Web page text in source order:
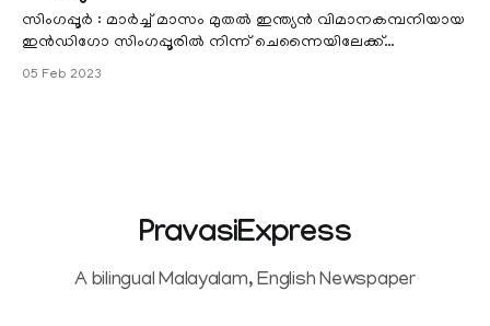
സിംഗപ്പൂര്‍ : മാര്‍ച്ച്‌ മാസം മുതല്‍ ഇന്ത്യന്‍ വിമാനകമ്പനിയായ
ഇന്‍ഡിഗോ സിംഗപ്പൂരില്‍ നിന്ന് ചെന്നൈയിലേക്ക്
മൂന്നാമത്തെ പ്രതിദിന സര്‍വീ
05 Feb 2023
PravasiExpress
A bilingual Malayalam, English Newspaper